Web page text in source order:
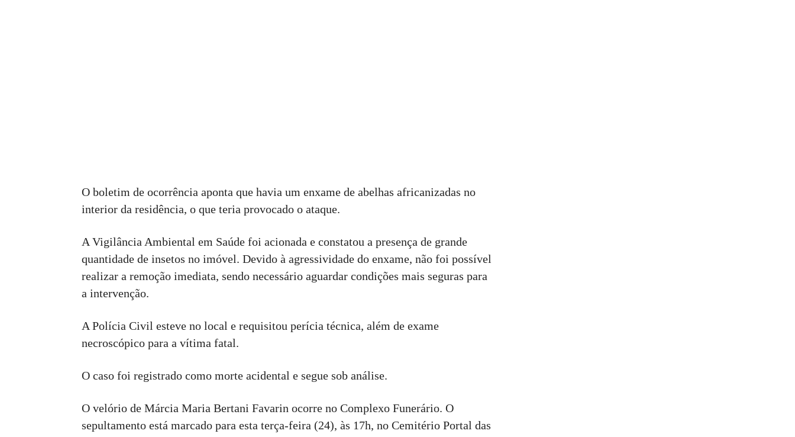
O boletim de ocorrência aponta que havia um enxame de abelhas africanizadas no
interior da residência, o que teria provocado o ataque.
A Vigilância Ambiental em Saúde foi acionada e constatou a presença de grande
quantidade de insetos no imóvel. Devido à agressividade do enxame, não foi possível
realizar a remoção imediata, sendo necessário aguardar condições mais seguras para
a intervenção.
A Polícia Civil esteve no local e requisitou perícia técnica, além de exame
necroscópico para a vítima fatal.
O caso foi registrado como morte acidental e segue sob análise.
O velório de Márcia Maria Bertani Favarin ocorre no Complexo Funerário. O
sepultamento está marcado para esta terça-feira (24), às 17h, no Cemitério Portal das